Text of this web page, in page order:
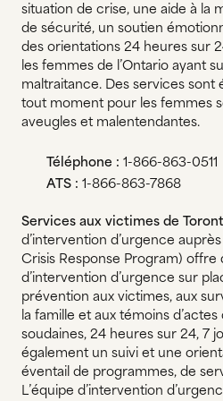
situation de crise, une aide à la
de sécurité, un soutien
des orientations 24 heures sur
les femmes de l’Ontario ayant
maltraitance. Des services sont
tout moment pour les femmes
aveugles et malentendantes.
Téléphone : 1-866-863-0511
ATS : 1-866-863-7868
Services aux victimes de
d’intervention d’urgence
Crisis Response Program) offre
d’intervention d’urgence sur
prévention aux victimes, aux
la famille et aux témoins
soudaines, 24 heures sur 24, 7
également un suivi et une
éventail de programmes, de
L’équipe d’intervention